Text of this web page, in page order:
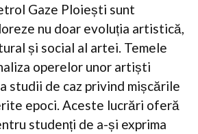
Gaze Ploiești sunt
nu doar evoluția artistică,
și social al artei. Temele
operelor unor artiști
studii de caz privind mișcările
epoci. Aceste lucrări oferă
studenți de a-și exprima